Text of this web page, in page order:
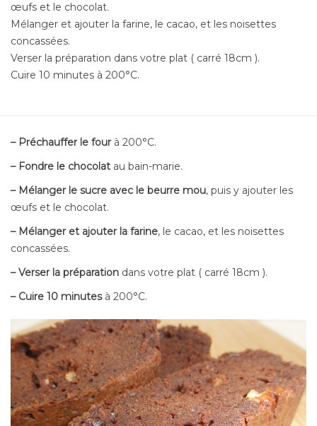
œufs et le chocolat.
Mélanger et ajouter la farine, le cacao, et les noisettes
concassées.
Verser la préparation dans votre plat ( carré 18cm ).
Cuire 10 minutes à 200°C.
– Préchauffer le fourà 200°C.
– Fondre le chocolat au bain-marie.
– Mélanger le sucre avec le beurre mou, puis y ajouter les
œufs et le chocolat.
– Mélanger et ajouter la farine, le cacao, et les noisettes
concassées.
– Verser la préparation dans votre plat ( carré 18cm ).
– Cuire 10 minutesà 200°C.